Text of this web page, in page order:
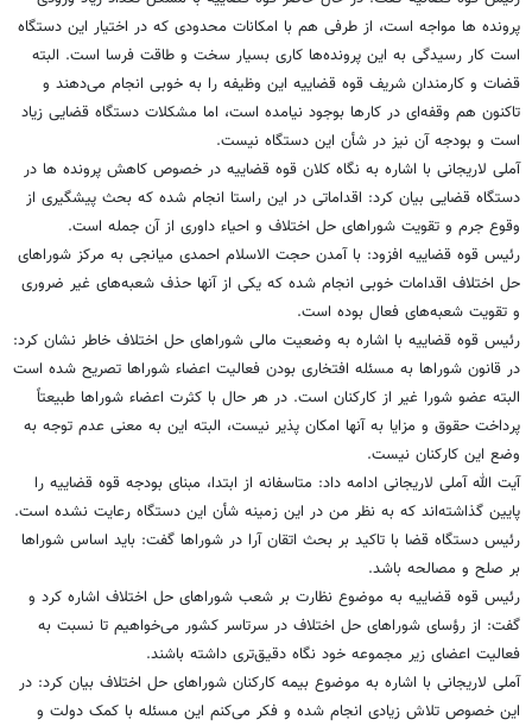
پرونده ها مواجه است، از طرفی هم با امکانات محدودی که در اختیار این دستگاه
است کار رسیدگی به این پرونده‌ها کاری بسیار سخت و طاقت فرسا است. البته
قضات و کارمندان شریف قوه قضاییه این وظیفه را به خوبی انجام می‌دهند و
تاکنون هم وقفه‌ای در کارها بوجود نیامده است، اما مشکلات دستگاه قضایی زیاد
است و بودجه آن نیز در شأن این دستگاه نیست.
آملی لاریجانی با اشاره به نگاه کلان قوه قضاییه در خصوص کاهش پرونده ها در
دستگاه قضایی بیان کرد: اقداماتی در این راستا انجام شده که بحث پیشگیری از
وقوع جرم و تقویت شوراهای حل اختلاف و احیاء داوری از آن جمله است.
رئیس قوه قضاییه افزود: با آمدن حجت الاسلام احمدی میانجی به مرکز شوراهای
حل اختلاف اقدامات خوبی انجام شده که یکی از آنها حذف شعبه‌های غیر ضروری
و تقویت شعبه‌های فعال بوده است.
رئیس قوه قضاییه با اشاره به وضعیت مالی شوراهای حل اختلاف خاطر نشان کرد:
در قانون شوراها به مسئله افتخاری بودن فعالیت اعضاء شوراها تصریح شده است
البته عضو شورا غیر از کارکنان است. در هر حال با کثرت اعضاء شوراها طبیعتاً
پرداخت حقوق و مزایا به آنها امکان پذیر نیست، البته این به معنی عدم توجه به
وضع این کارکنان نیست.
آیت الله آملی لاریجانی ادامه داد: متاسفانه از ابتدا، مبنای بودجه قوه قضاییه را
پایین گذاشته‌اند که به نظر من در این زمینه شأن این دستگاه رعایت نشده است.
رئیس دستگاه قضا با تاکید بر بحث اتقان آرا در شوراها گفت: باید اساس شوراها
بر صلح و مصالحه باشد.
رئیس قوه قضاییه به موضوع نظارت بر شعب شوراهای حل اختلاف اشاره کرد و
گفت: از رؤسای شوراهای حل اختلاف در سرتاسر کشور می‌خواهیم تا نسبت به
فعالیت اعضای زیر مجموعه خود نگاه دقیق‌تری داشته باشند.
آملی لاریجانی با اشاره به موضوع بیمه کارکنان شوراهای حل اختلاف بیان کرد: در
این خصوص تلاش زیادی انجام شده و فکر می‌کنم این مسئله با کمک دولت و